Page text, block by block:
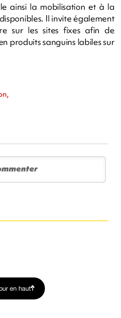
ainsi la mobilisation et à la
Il invite également
sur les sites fixes afin de
produits sanguins labiles sur
en haut